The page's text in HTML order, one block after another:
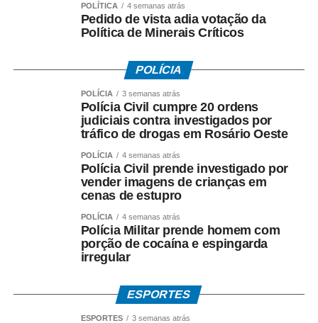
ampliação do auxílio-alimentação para R$ 1 mil e o
pagamento do intervalo para refeição como hora
COMENTE ABAIXO:
WhatsApp
Facebook
Twitter
Messenger
LinkedIn
Share
POLÍTICA 4 semanas atrás
Pedido de vista adia votação da
Política de Minerais Críticos
POLÍCIA
POLÍCIA 3 semanas atrás
Polícia Civil cumpre 20 ordens
judiciais contra investigados por
tráfico de drogas em Rosário Oeste
POLÍCIA 4 semanas atrás
Polícia Civil prende investigado por
vender imagens de crianças em
cenas de estupro
POLÍCIA 4 semanas atrás
Polícia Militar prende homem com
porção de cocaína e espingarda
irregular
ESPORTES
ESPORTES 3 semanas atrás